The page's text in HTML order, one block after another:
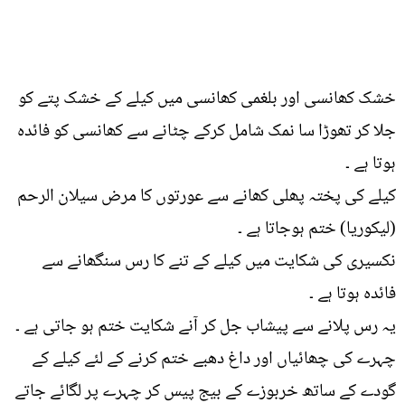
خشک کھانسی اور بلغمی کھانسی میں کیلے کے خشک پتے کو
جلا کر تھوڑا سا نمک شامل کرکے چٹانے سے کھانسی کو فائدہ
ہوتا ہے ۔
کیلے کی پختہ پھلی کھانے سے عورتوں کا مرض سیلان الرحم
(لیکوریا) ختم ہوجاتا ہے ۔
نکسیری کی شکایت میں کیلے کے تنے کا رس سنگھانے سے
فائدہ ہوتا ہے ۔
یہ رس پلانے سے پیشاب جل کر آنے شکایت ختم ہو جاتی ہے ۔
چہرے کی چھائیاں اور داغ دھبے ختم کرنے کے لئے کیلے کے
گودے کے ساتھ خربوزے کے بیج پیس کر چہرے پر لگائے جاتے